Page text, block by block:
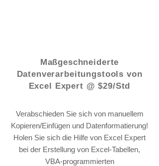
Maßgeschneiderte
Datenverarbeitungstools von
Excel Expert @ $29/Std
Verabschieden Sie sich von manuellem
Kopieren/Einfügen und Datenformatierung!
Holen Sie sich die Hilfe von Excel Expert
bei der Erstellung von Excel-Tabellen,
VBA-programmierten